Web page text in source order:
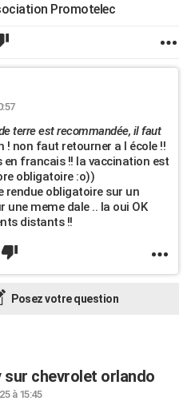
Promotelec
terre est recommandée, il faut
! non faut retourner a l école !!
en francais !! la vaccination est
obligatoire :o))
rendue obligatoire sur un
meme dale .. la oui OK
distants !!
Posez votre question
chevrolet orlando
à 15:45